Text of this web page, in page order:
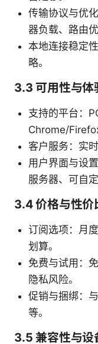
传输协议与优
器负载、路由优
本地连接稳定
略。
3.3 可用性与体
支持的平台：
Chrome/
客户服务：实
用户界面与设
服务器、可自定
3.4 价格与性价
订阅选项：月
划算。
免费与试用：
隐私风险。
促销与捆绑：
等。
3.5 兼容性与设